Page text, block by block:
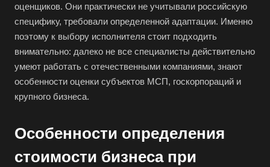
оценщиков. Они практически не учитывали российскую
специфику, требовали определенной адаптации. Именно
поэтому к выбору исполнителя стоит подходить
внимательно: далеко не все специалисты действительно
умеют работать с отечественными компаниями, знают
особенности оценки субъектов МСП, госкорпораций и
крупного бизнеса.
Особенности определения
стоимости бизнеса при